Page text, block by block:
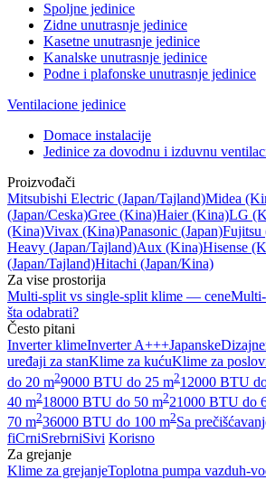
Spoljne jedinice
Zidne unutrasnje jedinice
Kasetne unutrasnje jedinice
Kanalske unutrasnje jedinice
Podne i plafonske unutrasnje jedinice
Ventilacione jedinice
Domace instalacije
Jedinice za dovodnu i izduvnu
Proizvođači
Mitsubishi Electric (Japan/Tajland)Midea
(Japan/Ceska)Gree (Kina)Haier (Kina)LG
(Kina)Vivax (Kina)Panasonic (Japan)Fujitsu
Heavy (Japan/Tajland)Aux (Kina)Hisense
(Japan/Tajland)Hitachi (Japan/Kina)
Za vise prostorija
Multi-split vs single-split klime — cene
šta odabrati?
Često pitani
Inverter klimeInverter A+++Japanske
uređaji za stanKlime za kućuKlime za
do 20 m29000 BTU do 25 m212000 BTU
40 m218000 BTU do 50 m221000 BTU do
70 m236000 BTU do 100 m2Sa
fiCrniSrebrniSivi Korisno
Za grejanje
Klime za grejanjeToplotna pumpa vazduh-